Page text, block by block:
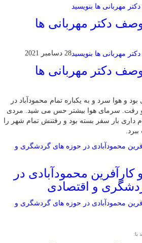
دکتر مهربانی ها
28 دسامبر 2021
دکتر مهربانی ها
آنلاین: 7 دی بود و هوا سرد و به یکباره تمام محمودآباد در
رفت. سرمای هوا بیشتر حس می شید. مردی
داری بار سفر بسته بود و رفتنش تمام شهر را
محمودآبادی در
و اقتصادی
با: